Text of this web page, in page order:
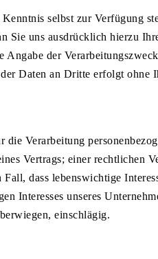
selbst zur Verfügung
Sie uns ausdrücklich hierzu
der
Daten an Dritte erfolgt ohne
Verarbeitung
Vertrags; einer rechtlichen
dass lebenswichtige
Interesses unseres
einschlägig.